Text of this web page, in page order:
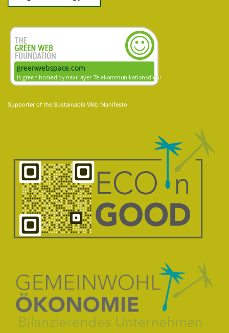
Supporter of the Sustainable Web Manifesto